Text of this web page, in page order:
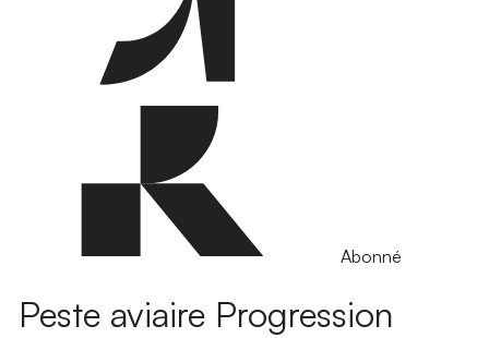
Abonné
Peste aviaire Progression